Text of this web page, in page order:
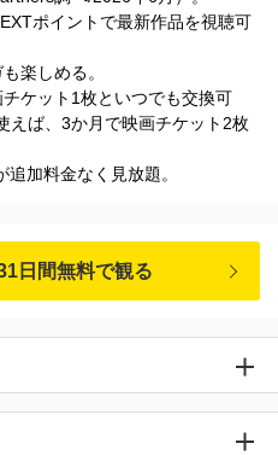
ポイントで最新作品を視聴可
楽しめる。
ケット1枚といつでも交換可
えば、3か月で映画チケット2枚
加料金なく見放題。
日間無料で観る